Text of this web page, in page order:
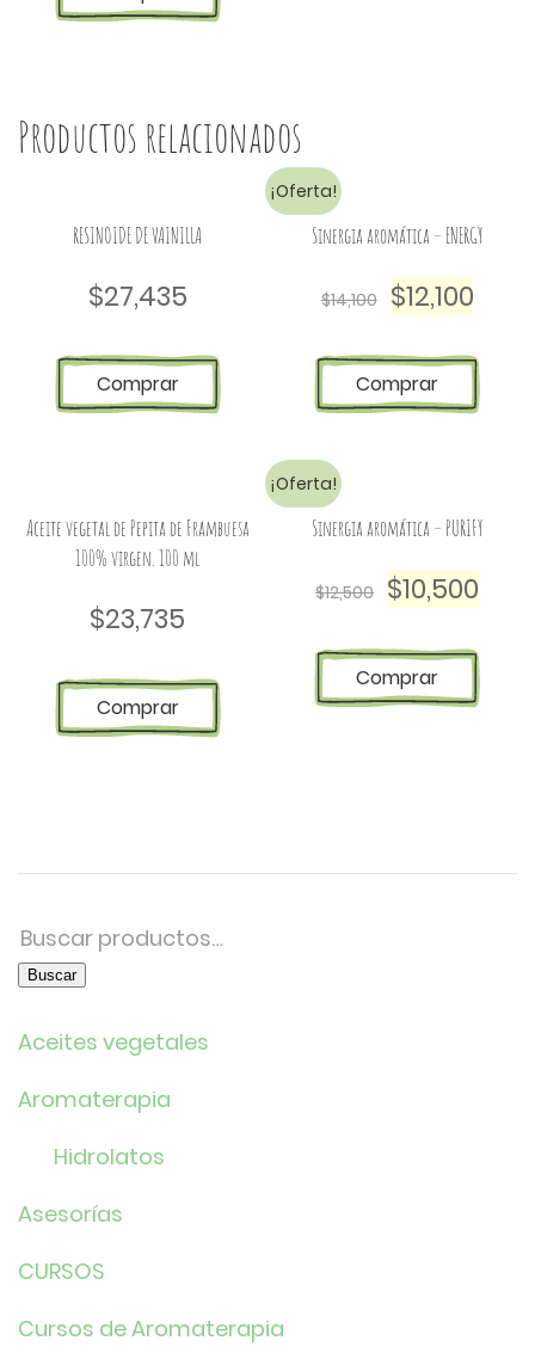
Productos relacionados
RESINOIDE DE VAINILLA
$27,435
Comprar
¡Oferta!
Sinergia aromática – ENERGY
$14,100 $12,100
Comprar
Aceite vegetal de Pepita de Frambuesa
100% virgen. 100 ml
$23,735
Comprar
¡Oferta!
Sinergia aromática – PURIFY
$12,500 $10,500
Comprar
Buscar
por:
Buscar
Aceites vegetales
Aromaterapia
Hidrolatos
Asesorías
CURSOS
Cursos de Aromaterapia